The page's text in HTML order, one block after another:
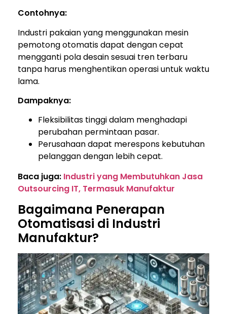
Contohnya:
Industri pakaian yang menggunakan mesin
pemotong otomatis dapat dengan cepat
mengganti pola desain sesuai tren terbaru
tanpa harus menghentikan operasi untuk waktu
lama.
Dampaknya:
Fleksibilitas tinggi dalam menghadapi
perubahan permintaan pasar.
Perusahaan dapat merespons kebutuhan
pelanggan dengan lebih cepat.
Baca juga: Industri yang Membutuhkan Jasa
Outsourcing IT, Termasuk Manufaktur
Bagaimana Penerapan
Otomatisasi di Industri
Manufaktur?